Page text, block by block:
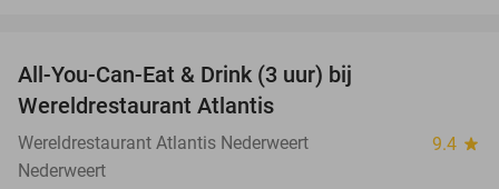
All-You-Can-Eat & Drink (3 uur) bij
Wereldrestaurant Atlantis
Wereldrestaurant Atlantis Nederweert 9.4 star
Nederweert